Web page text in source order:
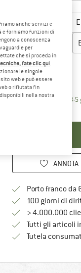
EU23 EU
EU29 EU
EU35
Guida alle taglie
Tempi di consegna: 3-
ANNOTA
Porto franco da
100 giorni di
> 4.000.000
Tutti gli articoli
Tutela
anche servizi e
forniamo funzioni di
a conoscenza
per
che si proceda in
fate clic qui.
le singole
web e può essere
o rifiutata fin
nella nostra